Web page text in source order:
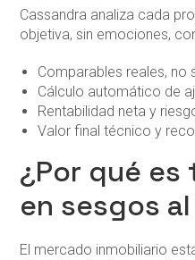
Cassandra analiza cada
objetiva, sin emociones,
Comparables reales, no
Cálculo automático de
Rentabilidad neta y
Valor final técnico y
¿Por qué
en sesgos
El mercado inmobiliario